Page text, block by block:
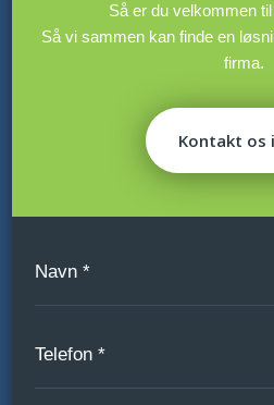
Så er du velkommen
​Så vi sammen kan finde en
firma.
Kontakt os